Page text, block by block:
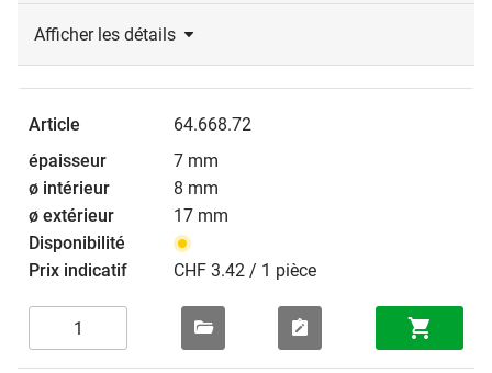
Afficher les détails
64.668.72
7 mm
8 mm
17 mm
CHF 3.42 / 1 pièce